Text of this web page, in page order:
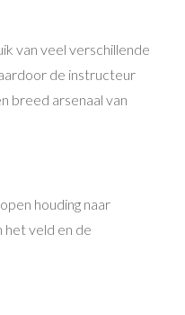
van veel verschillende
de instructeur
breed arsenaal van
houding naar
het veld en de